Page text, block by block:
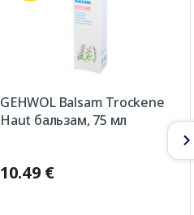
GEHWOL Balsam Trockene
Haut бальзам, 75 мл
10.49 €